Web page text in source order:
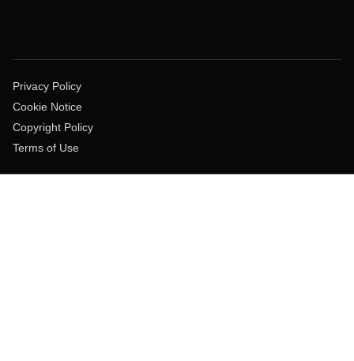
Privacy Policy
Cookie Notice
Copyright Policy
Terms of Use